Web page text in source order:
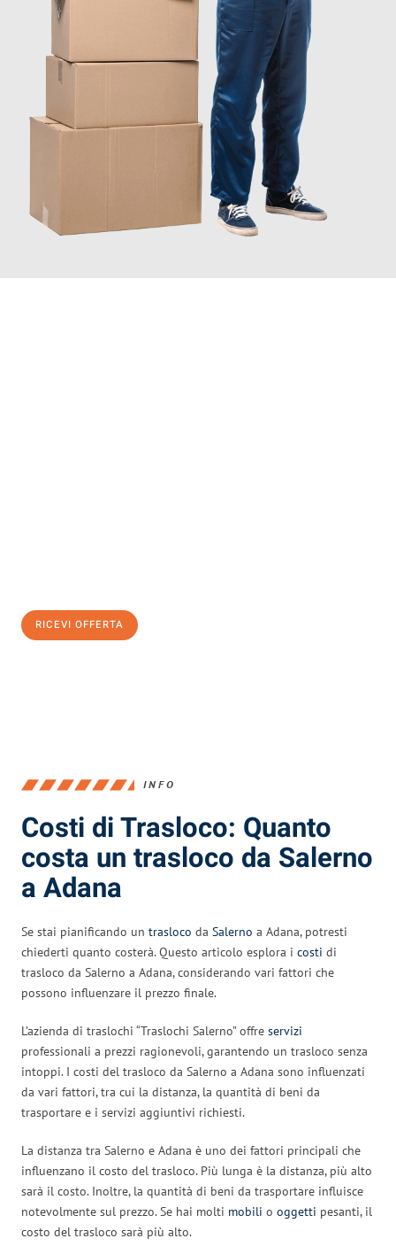
RICEVI OFFERTA
INFO
Costi di Trasloco: Quanto
costa un trasloco da Salerno
a Adana
Se stai pianificando un trasloco da Salerno a Adana, potresti
chiederti quanto costerà. Questo articolo esplora i costi di
trasloco da Salerno a Adana, considerando vari fattori che
possono influenzare il prezzo finale.
L’azienda di traslochi “Traslochi Salerno” offre servizi
professionali a prezzi ragionevoli, garantendo un trasloco senza
intoppi. I costi del trasloco da Salerno a Adana sono influenzati
da vari fattori, tra cui la distanza, la quantità di beni da
trasportare e i servizi aggiuntivi richiesti.
La distanza tra Salerno e Adana è uno dei fattori principali che
influenzano il costo del trasloco. Più lunga è la distanza, più alto
sarà il costo. Inoltre, la quantità di beni da trasportare influisce
notevolmente sul prezzo. Se hai molti mobili o oggetti pesanti, il
costo del trasloco sarà più alto.